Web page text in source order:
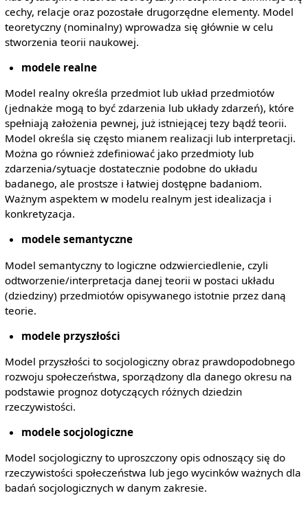
cechy, relacje oraz pozostałe drugorzędne elementy. Model
teoretyczny (nominalny) wprowadza się głównie w celu
stworzenia teorii naukowej.
modele realne
Model realny określa przedmiot lub układ przedmiotów
(jednakże mogą to być zdarzenia lub układy zdarzeń), które
spełniają założenia pewnej, już istniejącej tezy bądź teorii.
Model określa się często mianem realizacji lub interpretacji.
Można go również zdefiniować jako przedmioty lub
zdarzenia/sytuacje dostatecznie podobne do układu
badanego, ale prostsze i łatwiej dostępne badaniom.
Ważnym aspektem w modelu realnym jest idealizacja i
konkretyzacja.
modele semantyczne
Model semantyczny to logiczne odzwierciedlenie, czyli
odtworzenie/interpretacja danej teorii w postaci układu
(dziedziny) przedmiotów opisywanego istotnie przez daną
teorie.
modele przyszłości
Model przyszłości to socjologiczny obraz prawdopodobnego
rozwoju społeczeństwa, sporządzony dla danego okresu na
podstawie prognoz dotyczących różnych dziedzin
rzeczywistości.
modele socjologiczne
Model socjologiczny to uproszczony opis odnoszący się do
rzeczywistości społeczeństwa lub jego wycinków ważnych dla
badań socjologicznych w danym zakresie.